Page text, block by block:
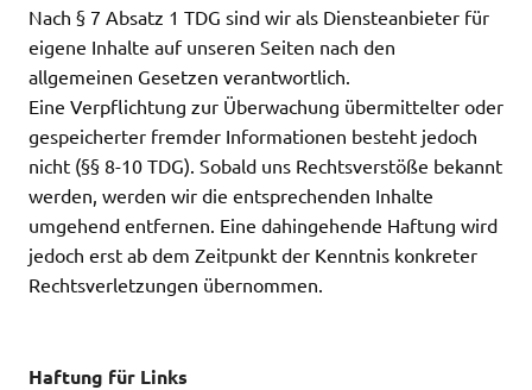
Nach § 7 Absatz 1 TDG sind wir als Diensteanbieter für
eigene Inhalte auf unseren Seiten nach den
allgemeinen Gesetzen verantwortlich.
Eine Verpflichtung zur Überwachung übermittelter oder
gespeicherter fremder Informationen besteht jedoch
nicht (§§ 8-10 TDG). Sobald uns Rechtsverstöße bekannt
werden, werden wir die entsprechenden Inhalte
umgehend entfernen. Eine dahingehende Haftung wird
jedoch erst ab dem Zeitpunkt der Kenntnis konkreter
Rechtsverletzungen übernommen.
Haftung für Links